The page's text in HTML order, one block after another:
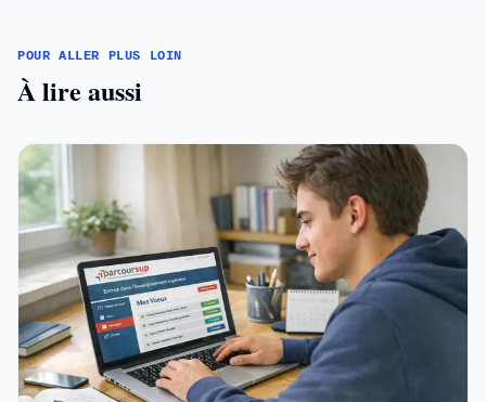
POUR ALLER PLUS LOIN
À lire aussi